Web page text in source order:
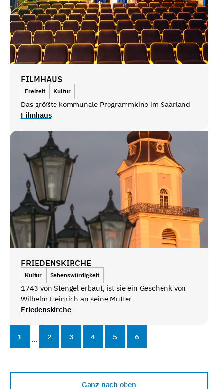
FILMHAUS
Freizeit Kultur
Das größte kommunale Programmkino im Saarland
Filmhaus
FRIEDENSKIRCHE
Kultur Sehenswürdigkeit
1743 von Stengel erbaut, ist sie ein Geschenk von
Wilhelm Heinrich an seine Mutter.
Friedenskirche
1 ... 2 3 4 5 6
Ganz nach oben